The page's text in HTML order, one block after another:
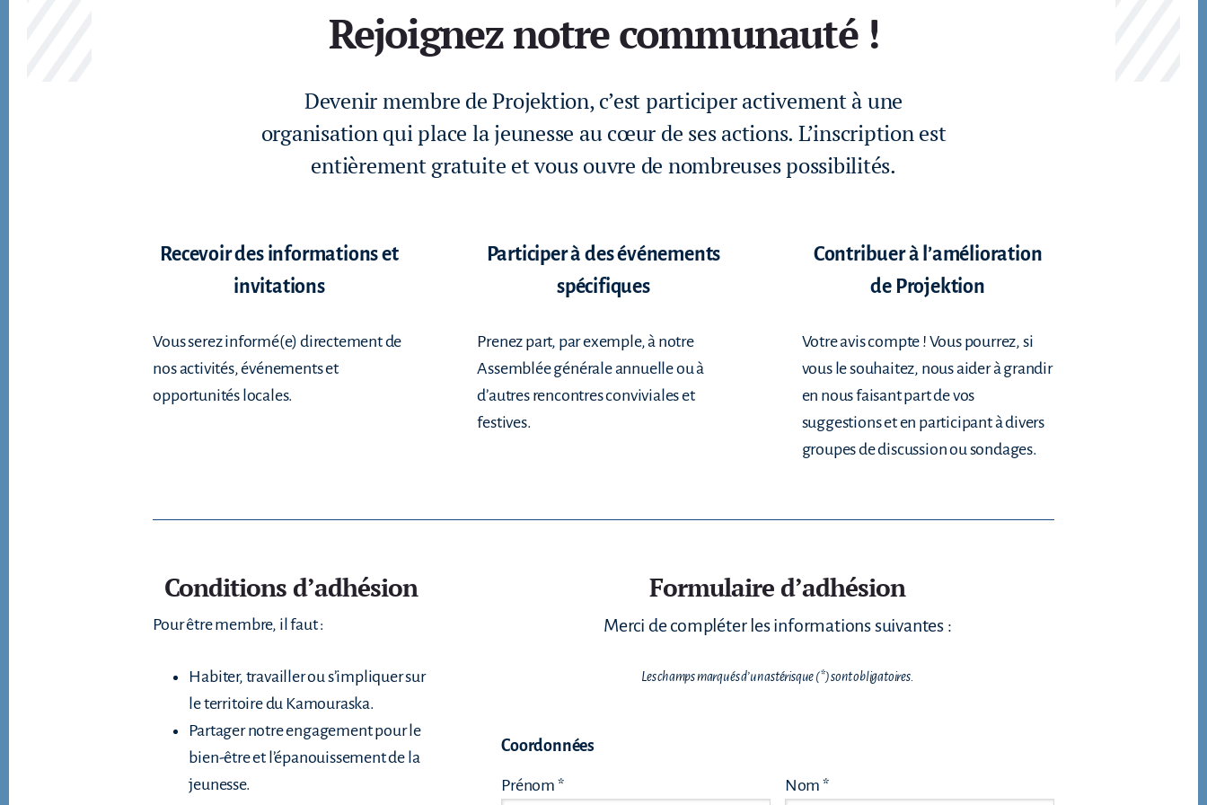
Rejoignez notre communauté !
Devenir membre de Projektion, c’est participer activement à une
organisation qui place la jeunesse au cœur de ses actions. L’inscription est
entièrement gratuite et vous ouvre de nombreuses possibilités.
Recevoir des informations et
invitations
Vous serez informé(e) directement de
nos activités, événements et
opportunités locales.
Participer à des événements
spécifiques
Prenez part, par exemple, à notre
Assemblée générale annuelle ou à
d’autres rencontres conviviales et
festives.
Contribuer à l’amélioration
de Projektion
Votre avis compte ! Vous pourrez, si
vous le souhaitez, nous aider à grandir
en nous faisant part de vos
suggestions et en participant à divers
groupes de discussion ou sondages.
Conditions d’adhésion
Pour être membre, il faut :
Habiter, travailler ou s’impliquer sur
le territoire du Kamouraska.
Partager notre engagement pour le
bien-être et l’épanouissement de la
jeunesse.
Formulaire d’adhésion
Merci de compléter les informations suivantes :
Les champs marqués d’un astérisque (*) sont obligatoires.
Coordonnées
Prénom * Nom *